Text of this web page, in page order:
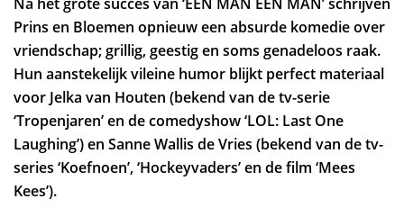
Prins en Bloemen opnieuw een absurde komedie over
vriendschap; grillig, geestig en soms genadeloos raak.
Hun aanstekelijk vileine humor blijkt perfect materiaal
voor Jelka van Houten (bekend van de tv-serie
‘Tropenjaren’ en de comedyshow ‘LOL: Last One
Laughing’) en Sanne Wallis de Vries (bekend van de tv-
series ‘Koefnoen’, ‘Hockeyvaders’ en de film ‘Mees
Kees’).